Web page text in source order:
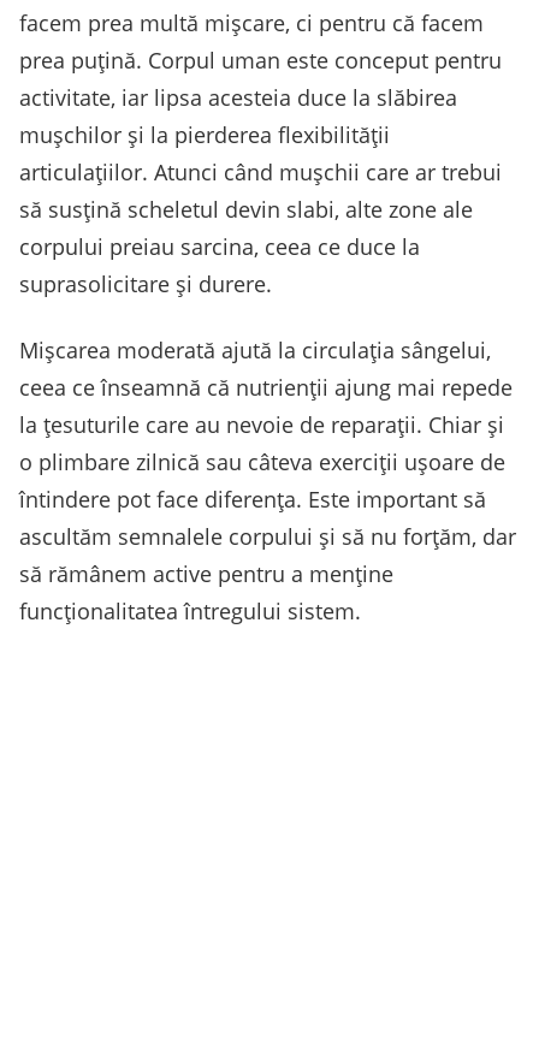
facem prea multă mișcare, ci pentru că facem
prea puțină. Corpul uman este conceput pentru
activitate, iar lipsa acesteia duce la slăbirea
mușchilor și la pierderea flexibilității
articulațiilor. Atunci când mușchii care ar trebui
să susțină scheletul devin slabi, alte zone ale
corpului preiau sarcina, ceea ce duce la
suprasolicitare și durere.
Mișcarea moderată ajută la circulația sângelui,
ceea ce înseamnă că nutrienții ajung mai repede
la țesuturile care au nevoie de reparații. Chiar și
o plimbare zilnică sau câteva exerciții ușoare de
întindere pot face diferența. Este important să
ascultăm semnalele corpului și să nu forțăm, dar
să rămânem active pentru a menține
funcționalitatea întregului sistem.